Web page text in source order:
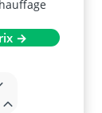
→